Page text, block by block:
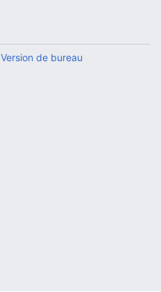
Version de bureau